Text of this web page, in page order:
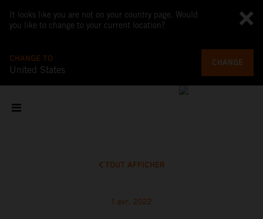
It looks like you are not on your country page. Would
you like to change to your current location?
CHANGE TO
United States
CHANGE
TOUT AFFICHER
1 avr. 2022